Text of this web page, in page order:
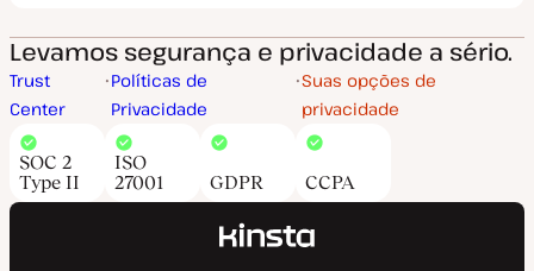
Levamos segurança e privacidade a sério.
Trust
Center
Políticas de
Privacidade
Suas opções de
privacidade
SOC 2
Type II
ISO
27001
GDPR CCPA